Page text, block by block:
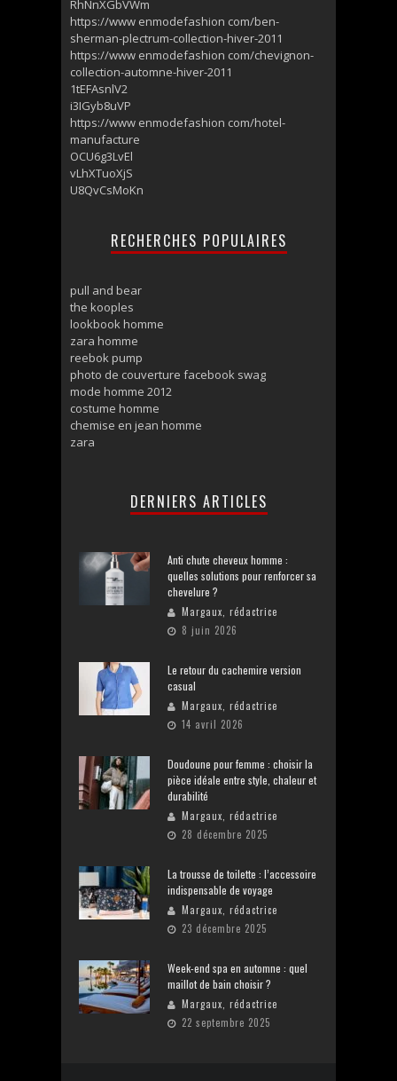
RhNnXGbVWm
https://www enmodefashion com/ben-
sherman-plectrum-collection-hiver-2011
https://www enmodefashion com/chevignon-
collection-automne-hiver-2011
1tEFAsnlV2
i3IGyb8uVP
https://www enmodefashion com/hotel-
manufacture
OCU6g3LvEl
vLhXTuoXjS
U8QvCsMoKn
RECHERCHES POPULAIRES
pull and bear
the kooples
lookbook homme
zara homme
reebok pump
photo de couverture facebook swag
mode homme 2012
costume homme
chemise en jean homme
zara
DERNIERS ARTICLES
Anti chute cheveux homme :
quelles solutions pour renforcer sa
chevelure ?
Margaux, rédactrice
8 juin 2026
Le retour du cachemire version
casual
Margaux, rédactrice
14 avril 2026
Doudoune pour femme : choisir la
pièce idéale entre style, chaleur et
durabilité
Margaux, rédactrice
28 décembre 2025
La trousse de toilette : l’accessoire
indispensable de voyage
Margaux, rédactrice
23 décembre 2025
Week-end spa en automne : quel
maillot de bain choisir ?
Margaux, rédactrice
22 septembre 2025